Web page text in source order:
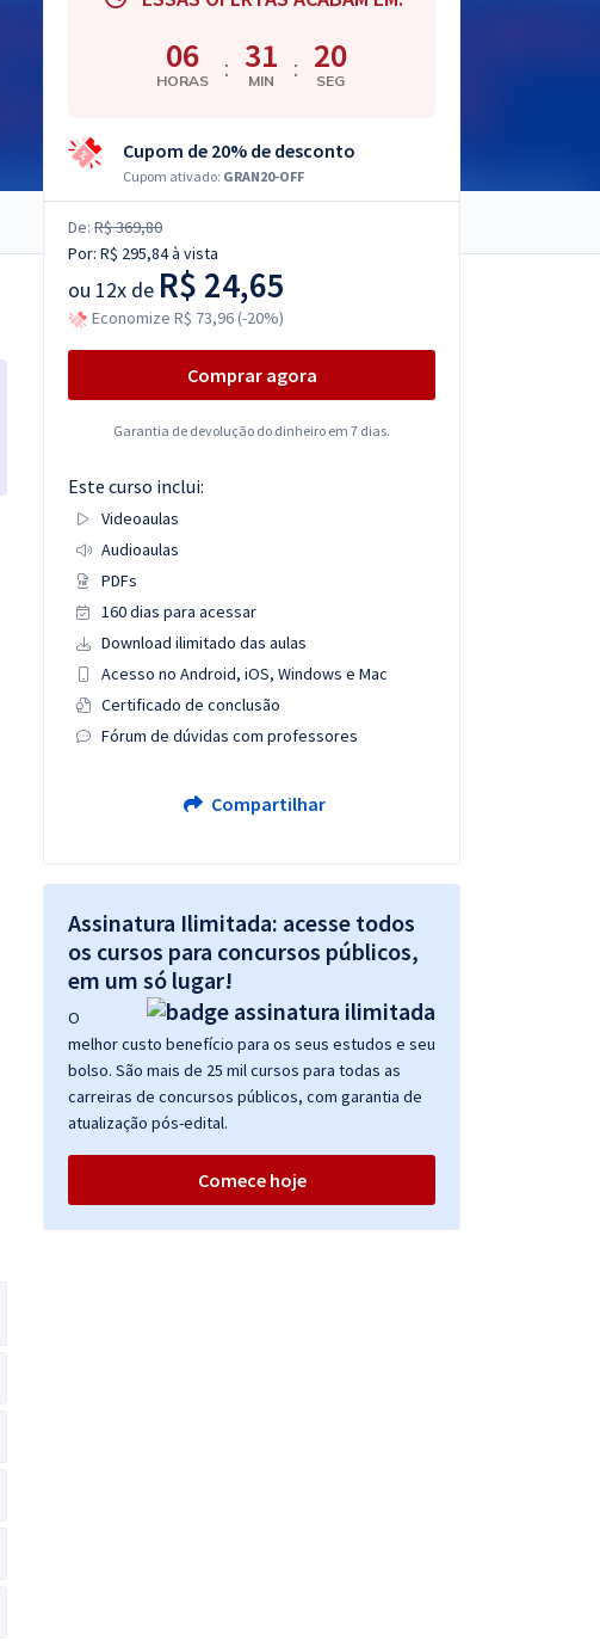
06
HORAS : 31
MIN : 19
SEG
Cupom de 20% de desconto
Cupom ativado: GRAN20-OFF
De: R$ 369,80
Por: R$ 295,84à vista
ou 12x de R$ 24,65
Economize R$ 73,96 (-20%)
Comprar agora
Garantia de devolução do dinheiro em 7 dias.
Este curso inclui:
Videoaulas
Audioaulas
PDFs
160 dias para acessar
Download ilimitado das aulas
Acesso no Android, iOS, Windows e Mac
Certificado de conclusão
Fórum de dúvidas com professores
Compartilhar
Assinatura Ilimitada: acesse todos
os cursos para concursos públicos,
em um só lugar!
O
melhor custo benefício para os seus estudos e seu
bolso. São mais de 25 mil cursos para todas as
carreiras de concursos públicos, com garantia de
atualização pós-edital.
Comece hoje